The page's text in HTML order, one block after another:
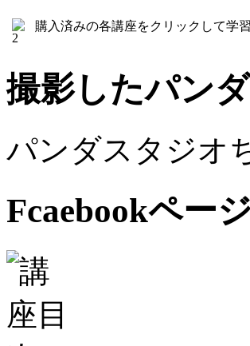
購入済みの各講座をクリックして学
撮影したパン
パンダスタジオ
Fcaebookペー